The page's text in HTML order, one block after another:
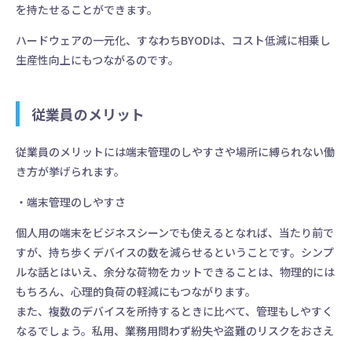
を持たせることができます。
ハードウェアの一元化、すなわちBYODは、コスト低減に相乗し
生産性向上にもつながるのです。
従業員のメリット
従業員のメリットには端末管理のしやすさや場所に縛られない働
き方が挙げられます。
・端末管理のしやすさ
個人用の端末をビジネスシーンでも使えるとなれば、当たり前で
すが、持ち歩くデバイスの数を減らせるということです。シンプ
ルな話とはいえ、余分な荷物をカットできることは、物理的には
もちろん、心理的負荷の軽減にもつながります。
また、複数のデバイスを所持するときに比べて、管理もしやすく
なるでしょう。私用、業務用問わず紛失や盗難のリスクをおさえ